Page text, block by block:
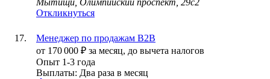
Мытищи, Олимпийский проспект, 29с2
Откликнуться
Менеджер по продажам B2B
от 170 000 ₽ за месяц, до вычета налогов
Опыт 1-3 года
Выплаты: Два раза в месяц